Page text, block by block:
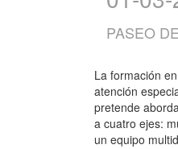
PASEO
La formación en
atención
pretende
a cuatro ejes:
un equipo